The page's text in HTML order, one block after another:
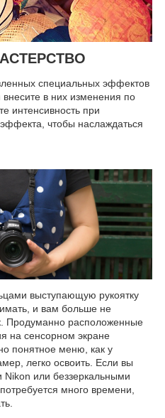
специальных эффектов
в них изменения по
интенсивность при
чтобы наслаждаться
выступающую рукоятку
и вам больше не
Продуманно расположенные
на сенсорном экране
понятное меню, как у
легко освоить. Если вы
или беззеркальными
много времени,